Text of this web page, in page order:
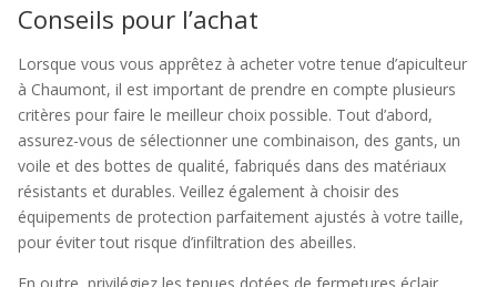
Conseils pour l’achat
Lorsque vous vous apprêtez à acheter votre tenue d’apiculteur
à Chaumont, il est important de prendre en compte plusieurs
critères pour faire le meilleur choix possible. Tout d’abord,
assurez-vous de sélectionner une combinaison, des gants, un
voile et des bottes de qualité, fabriqués dans des matériaux
résistants et durables. Veillez également à choisir des
équipements de protection parfaitement ajustés à votre taille,
pour éviter tout risque d’infiltration des abeilles.